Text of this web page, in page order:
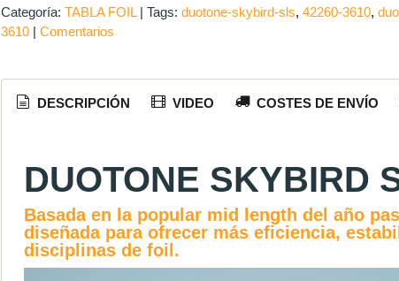
Categoría: TABLA FOIL| Tags: duotone-skybird-sls 42260-3610
3610 | Comentarios
DESCRIPCIÓN VIDEO COSTES DE ENVÍO
DUOTONE SKYBIRD
Basada en la popular mid length del año
diseñada para ofrecer más eficiencia,
disciplinas de foil.